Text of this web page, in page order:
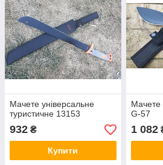
Мачете універсальне
туристичне 13153
932 ₴
Купити
Мачете
G-57
1 082